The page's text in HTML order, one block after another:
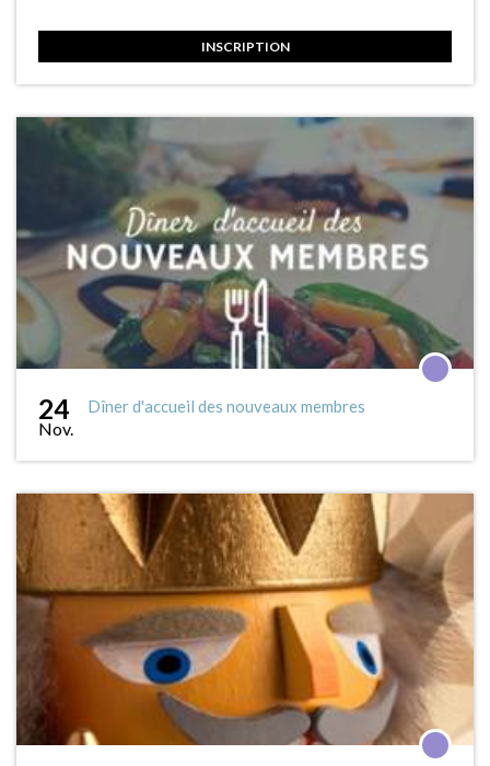
INSCRIPTION
24
Nov.
Dîner d'accueil des nouveaux membres